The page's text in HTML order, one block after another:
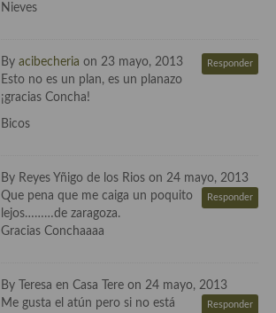
Nieves
By acibecheria on 23 mayo, 2013 Responder
Esto no es un plan, es un planazo
¡gracias Concha!
Bicos
By Reyes Yñigo de los Rios on 24 mayo, 2013
Responder
Que pena que me caiga un poquito
lejos………de zaragoza.
Gracias Conchaaaa
By Teresa en Casa Tere on 24 mayo, 2013
Responder
Me gusta el atún pero si no está